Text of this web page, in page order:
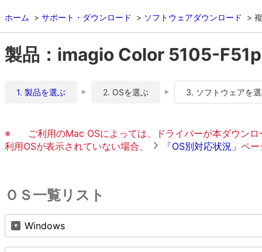
ホーム サポート・ダウンロード ソフトウェアダウンロード
製品：imagio Color 5105-
1. 製品を選ぶ 2. OSを選ぶ 3. ソフトウェアを
※
ご利用のMac OSによっては、ドライバーが本ダウン
利用OSが表示されていない場合、
「OS別対応状況」 ペー
ＯＳ一覧リスト
Windows